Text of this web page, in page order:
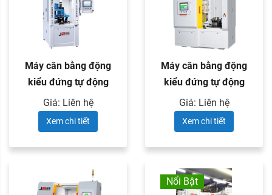
Máy cân bằng động
kiểu đứng tự động
trang bị ...
Giá: Liên hệ
Xem chi tiết
Máy cân bằng động
kiểu đứng tự động
trang bị ...
Giá: Liên hệ
Xem chi tiết
Nổi Bật